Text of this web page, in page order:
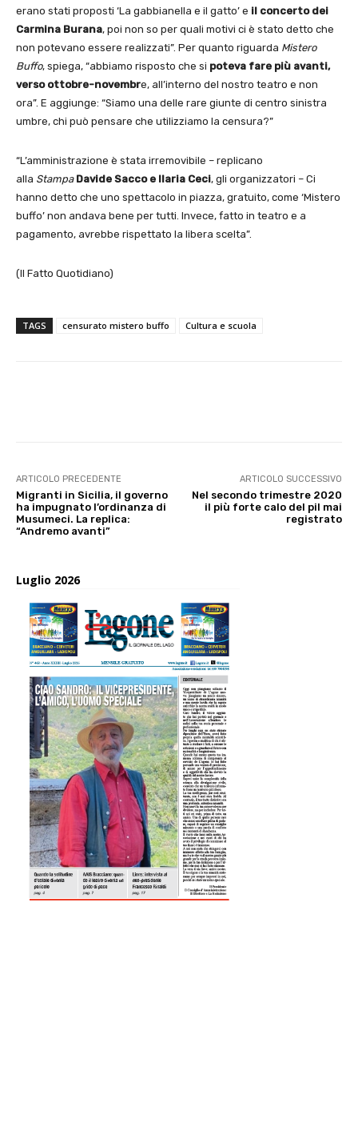
erano stati proposti ‘La gabbianella e il gatto’ e il concerto dei
Carmina Burana, poi non so per quali motivi ci è stato detto che
non potevano essere realizzati”. Per quanto riguarda Mistero
Buffo, spiega, “abbiamo risposto che si poteva fare più avanti,
verso ottobre-novembre, all’interno del nostro teatro e non
ora”. E aggiunge: “Siamo una delle rare giunte di centro sinistra
umbre, chi può pensare che utilizziamo la censura?”
“L’amministrazione è stata irremovibile – replicano
alla Stampa Davide Sacco e Ilaria Ceci, gli organizzatori – Ci
hanno detto che uno spettacolo in piazza, gratuito, come ‘Mistero
buffo’ non andava bene per tutti. Invece, fatto in teatro e a
pagamento, avrebbe rispettato la libera scelta”.
(Il Fatto Quotidiano)
TAGS censurato mistero buffo Cultura e scuola
ARTICOLO PRECEDENTE
Migranti in Sicilia, il governo
ha impugnato l’ordinanza di
Musumeci. La replica:
“Andremo avanti”
ARTICOLO SUCCESSIVO
Nel secondo trimestre 2020
il più forte calo del pil mai
registrato
Luglio 2026